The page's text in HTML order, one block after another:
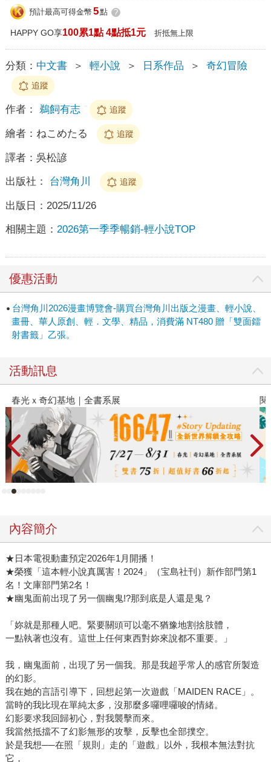
預計最高可得金幣 5點 ?
HAPPY GO享100累1點 4點抵1元 折抵無上限
分類： 中文書 ＞ 輕小說 ＞ 日系作品 ＞ 奇幻冒險
追蹤
作者： 鵜飼有志 追蹤
繪者： ねこめたる 追蹤
譯者： 吳松諺
出版社： 台灣角川 追蹤
出版日： 2025/11/26
相關主題： 2026第一季季暢銷-輕小說TOP
優惠活動
台灣角川2026漫畫博覽會-購買台灣角川出版之漫畫、輕小說、
畫冊、華人原創、輕．文學、精品，消費滿 NT480 贈「雙面鐳
射書籤」乙張。
活動訊息
春光ｘ奇幻基地｜全書系展 閱
內容簡介
★日本電視動畫預定2026年1月開播！
★榮獲「這本輕小說真厲害！2024」（宝島社刊）新作部門第1
名！文庫部門第2名！
★幽鬼面前出現了另一個幽鬼!?那到底是人還是鬼？
「妳就是那種人吧。緊要關頭可以毫不猶豫地割捨肢體，
一點執著也沒有。這世上任何東西對妳來說都不重要。」
我，幽鬼面前，出現了另一個我。那是我超乎常人的感官所製造
的幻影。
我在她的言語引導下，回想起第一次遊戲「MAIDEN RACE」。
當時的我比現在單純太多，沒那麼多囉哩囉唆的情緒。
幻影要求我回歸初心，對我襲擊而來。
我當然抵擋不了幻影無形的攻擊，反擊也全部撲空。
於是我想──在照「規則」走的「遊戲」以外，我根本無法對抗
它，